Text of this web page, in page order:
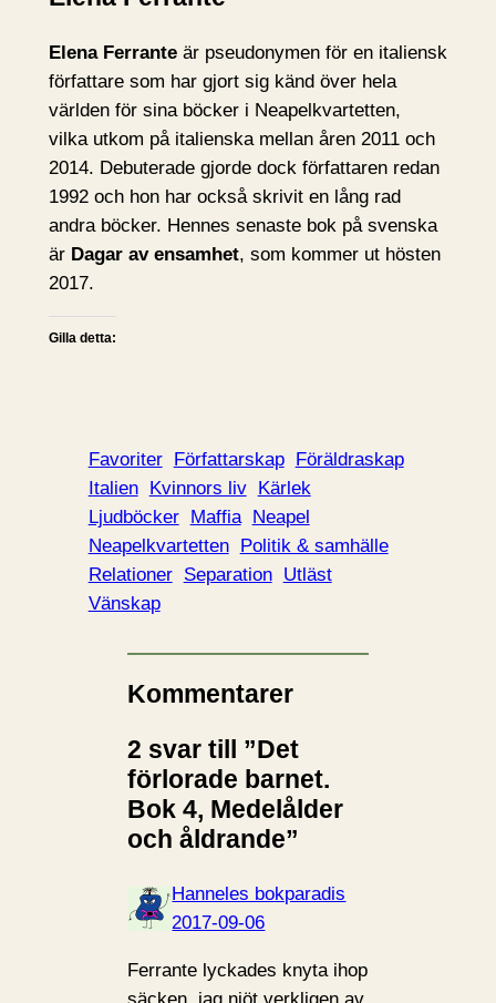
Elena Ferranteär pseudonymen för en italiensk
författare som har gjort sig känd över hela
världen för sina böcker i Neapelkvartetten,
vilka utkom på italienska mellan åren 2011 och
2014. Debuterade gjorde dock författaren redan
1992 och hon har också skrivit en lång rad
andra böcker. Hennes senaste bok på svenska
är Dagar av ensamhet, som kommer ut hösten
2017.
Gilla detta:
Favoriter Författarskap Föräldraskap
Italien Kvinnors liv Kärlek
Ljudböcker Maffia Neapel
Neapelkvartetten Politik & samhälle
Relationer Separation Utläst
Vänskap
Kommentarer
2 svar till ”Det
förlorade barnet.
Bok 4, Medelålder
och åldrande”
Hanneles bokparadis
2017-09-06
Ferrante lyckades knyta ihop